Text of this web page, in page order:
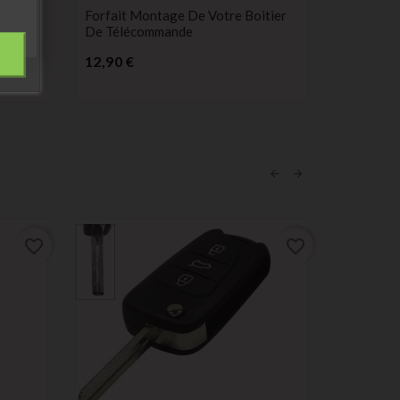
Forfait Montage De Votre Boitier
De Télécommande
12,90 €